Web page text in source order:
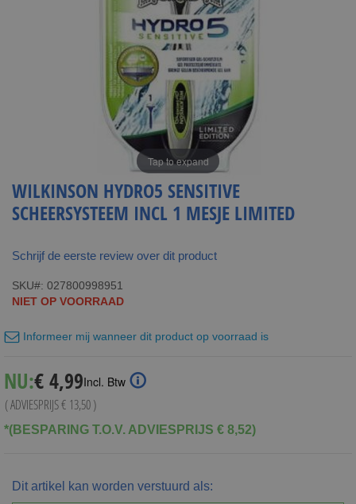
Tap to expand
WILKINSON HYDRO5 SENSITIVE
SCHEERSYSTEEM INCL 1 MESJE LIMITED
Schrijf de eerste review over dit product
SKU
027800998951
NIET OP VOORRAAD
Informeer mij wanneer dit product op voorraad is
NU: Special
Price
€ 4,99Incl. Btw
( ADVIESPRIJS€ 13,50)
*(BESPARING T.O.V. ADVIESPRIJS € 8,52)
Dit artikel kan worden verstuurd als: